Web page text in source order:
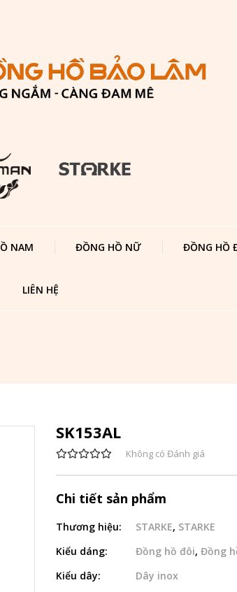
NAM ĐỒNG HỒ NỮ ĐỒNG HỒ
LIÊN HỆ
SK153AL
Không có Đánh giá
Chi tiết sản phẩm
Thương hiệu: STARKE, STARKE
Kiểu dáng:
Đồng hồ đôi, Đồng
Kiểu dây:
Dây inox